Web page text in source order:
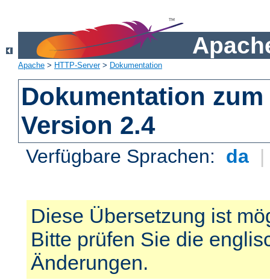
Apache > HTTP-Server> Dokumentation
Dokumentation zum
Version 2.4
Verfügbare Sprachen: da |
Diese Übersetzung ist
Bitte prüfen Sie die
Änderungen.